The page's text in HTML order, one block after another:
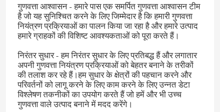
गुणवत्ता आश्वासन - हमारे पास एक समर्पित गुणवत्ता आश्वासन टीम
है जो यह सुनिश्चित करने के लिए जिम्मेदार है कि हमारी गुणवत्ता
नियंत्रण प्रक्रियाओं का पालन किया जा रहा है और हमारे उत्पाद
हमारे ग्राहकों की विशिष्ट आवश्यकताओं को पूरा करते हैं।
निरंतर सुधार - हम निरंतर सुधार के लिए प्रतिबद्ध हैं और लगातार
अपनी गुणवत्ता नियंत्रण प्रक्रियाओं को बेहतर बनाने के तरीकों
की तलाश कर रहे हैं।हम सुधार के क्षेत्रों की पहचान करने और
परिवर्तनों को लागू करने के लिए काम करने के लिए उन्नत डेटा
विश्लेषण तकनीकों का उपयोग करते हैं जो हमें और भी उच्च
गुणवत्ता वाले उत्पाद बनाने में मदद करेंगे।